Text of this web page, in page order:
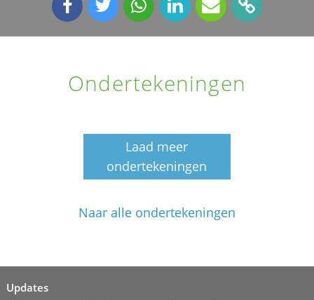
Ondertekeningen
Laad meer
ondertekeningen
Naar alle ondertekeningen
Updates